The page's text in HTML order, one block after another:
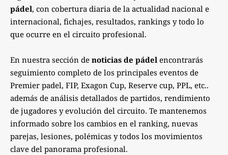
pádel, con cobertura diaria de la actualidad nacional e
internacional, fichajes, resultados, rankings y todo lo
que ocurre en el circuito profesional.
En nuestra sección de noticias de pádel encontrarás
seguimiento completo de los principales eventos de
Premier padel, FIP, Exagon Cup, Reserve cup, PPL, etc..
además de análisis detallados de partidos, rendimiento
de jugadores y evolución del circuito. Te mantenemos
informado sobre los cambios en el ranking, nuevas
parejas, lesiones, polémicas y todos los movimientos
clave del panorama profesional.